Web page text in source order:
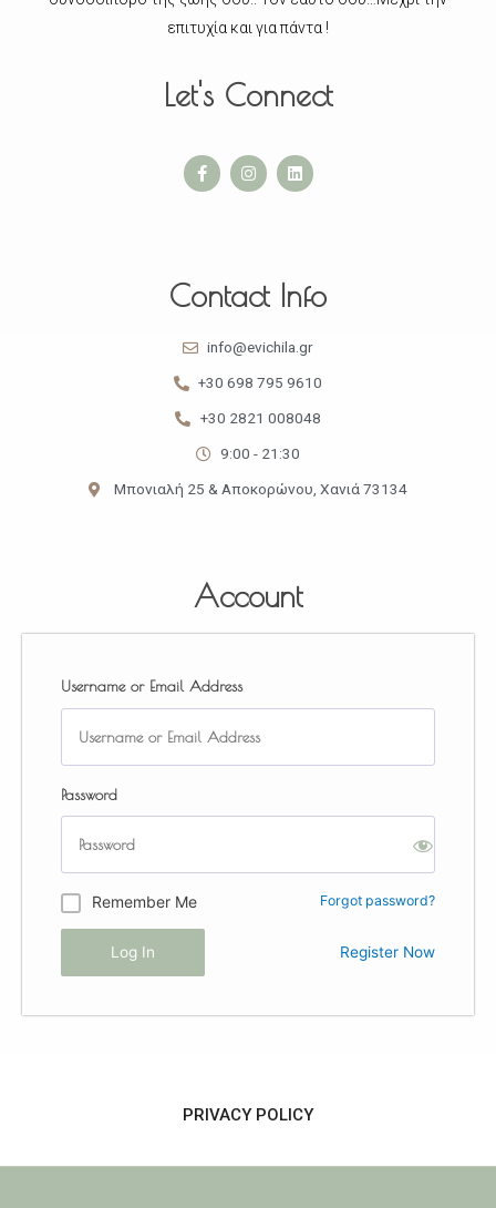
επιτυχία και για πάντα !
Let's Connect
Contact Info
info@evichila.gr
+30 698 795 9610
+30 2821 008048
9:00 - 21:30
Μπονιαλή 25 & Αποκορώνου, Χανιά 73134
Account
Username or Email Address
Password
Remember Me Forgot password?
Register Now
PRIVACY POLICY